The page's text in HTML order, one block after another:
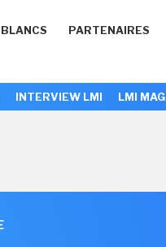
PARTENAIRES
INTERVIEW LMI LMI MAG